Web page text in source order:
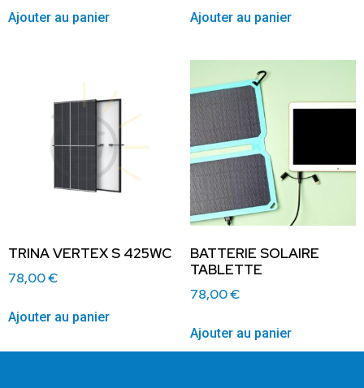
Ajouter au panier Ajouter au panier
TRINA VERTEX S 425WC
78,00€
Ajouter au panier
BATTERIE SOLAIRE
TABLETTE
78,00€
Ajouter au panier